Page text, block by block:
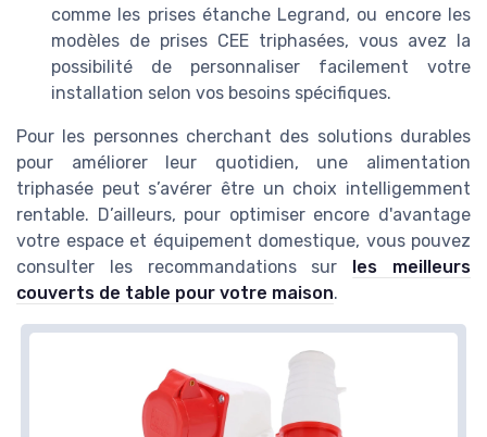
comme les prises étanche Legrand, ou encore les
modèles de prises CEE triphasées, vous avez la
possibilité de personnaliser facilement votre
installation selon vos besoins spécifiques.
Pour les personnes cherchant des solutions durables
pour améliorer leur quotidien, une alimentation
triphasée peut s’avérer être un choix intelligemment
rentable. D’ailleurs, pour optimiser encore d'avantage
votre espace et équipement domestique, vous pouvez
consulter les recommandations sur les meilleurs
couverts de table pour votre maison.